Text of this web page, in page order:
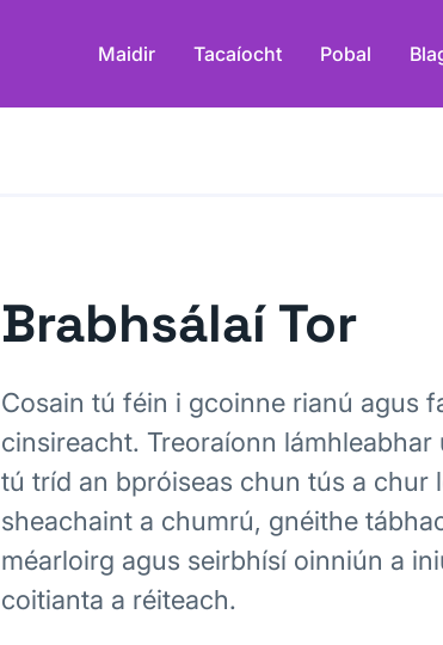
Maidir Tacaíocht Pobal
Brabhsálaí Tor
Cosain tú féin i gcoinne rianú agus
cinsireacht. Treoraíonn lámhleabhar
tú tríd an bpróiseas chun tús a chur
sheachaint a chumrú, gnéithe
méarloirg agus seirbhísí oinniún a
coitianta a réiteach.